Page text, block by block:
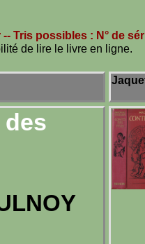
-- Tris possibles : N° de
de lire le livre en ligne.